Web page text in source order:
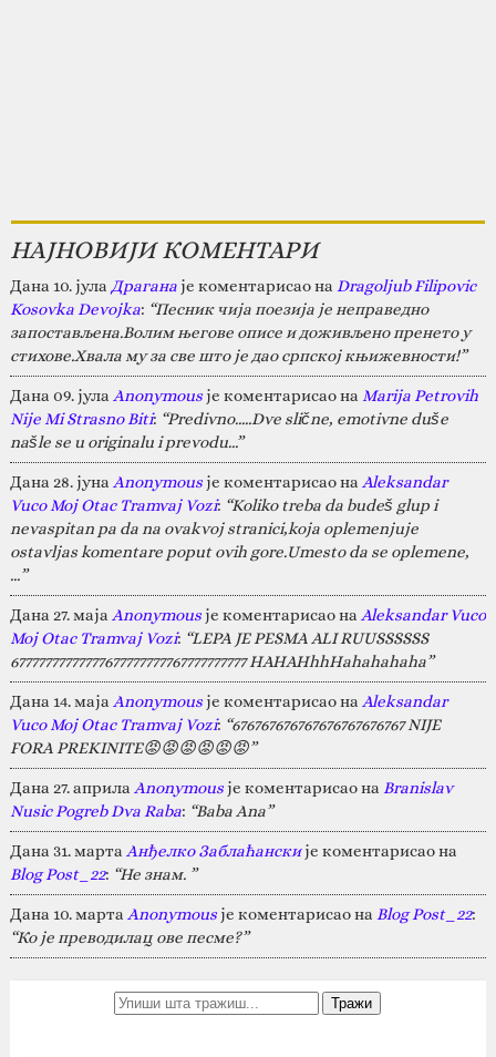
НАЈНОВИЈИ КОМЕНТАРИ
Дана 10. јула Драганаје коментарисао на Dragoljub Filipovic
Kosovka Devojka: “Песник чија поезија је неправедно
запостављена.Волим његове описе и доживљено пренето у
стихове.Хвала му за све што је дао српској књижевности!”
Дана 09. јула Anonymousје коментарисао на Marija Petrovih
Nije Mi Strasno Biti: “Predivno.....Dve slične, emotivne duše
našle se u originalu i prevodu...”
Дана 28. јуна Anonymousје коментарисао на Aleksandar
Vuco Moj Otac Tramvaj Vozi: “Koliko treba da budeš glup i
nevaspitan pa da na ovakvoj stranici,koja oplemenjuje
ostavljas komentare poput ovih gore.Umesto da se oplemene,
…”
Дана 27. маја Anonymousје коментарисао на Aleksandar Vuco
Moj Otac Tramvaj Vozi: “LEPA JE PESMA ALI RUUSSSSSS
67777777777777677777777767777777777 HAHAHhhHahahahaha”
Дана 14. маја Anonymousје коментарисао на Aleksandar
Vuco Moj Otac Tramvaj Vozi: “676767676767676767676767 NIJE
FORA PREKINITE😡😡😡😡😡😡”
Дана 27. априла Anonymousје коментарисао на Branislav
Nusic Pogreb Dva Raba: “Baba Ana”
Дана 31. марта Анђелко Заблаћанскије коментарисао на
Blog Post_22: “Не знам. ”
Дана 10. марта Anonymousје коментарисао на Blog Post_22:
“Ко је преводилац ове песме?”